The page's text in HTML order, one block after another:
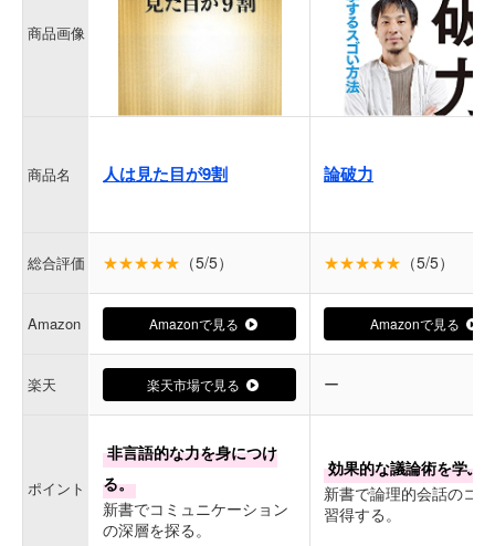
商品画像
商品名 人は見た目が9割 論破力
総合評価 ★★★★★ （5/5） ★★★★★ （5/5）
Amazon Amazonで見る Amazonで見る
楽天 楽天市場で見る ー
ポイント
非言語的な力を身につけ
る。
新書でコミュニケーション
の深層を探る。
効果的な議論術を学ぶ
新書で論理的会話のコ
習得する。